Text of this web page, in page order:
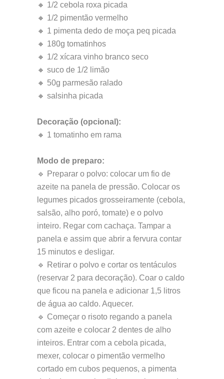
🔸 1/2 cebola roxa picada
🔸 1/2 pimentão vermelho
🔸 1 pimenta dedo de moça peq picada
🔸 180g tomatinhos
🔸 1/2 xícara vinho branco seco
🔸 suco de 1/2 limão
🔸 50g parmesão ralado
🔸 salsinha picada
Decoração (opcional):
🔸 1 tomatinho em rama
Modo de preparo:
🔹 Preparar o polvo: colocar um fio de
azeite na panela de pressão. Colocar os
legumes picados grosseiramente (cebola,
salsão, alho poró, tomate) e o polvo
inteiro. Regar com cachaça. Tampar a
panela e assim que abrir a fervura contar
15 minutos e desligar.
🔹 Retirar o polvo e cortar os tentáculos
(reservar 2 para decoração). Coar o caldo
que ficou na panela e adicionar 1,5 litros
de água ao caldo. Aquecer.
🔹 Começar o risoto regando a panela
com azeite e colocar 2 dentes de alho
inteiros. Entrar com a cebola picada,
mexer, colocar o pimentão vermelho
cortado em cubos pequenos, a pimenta